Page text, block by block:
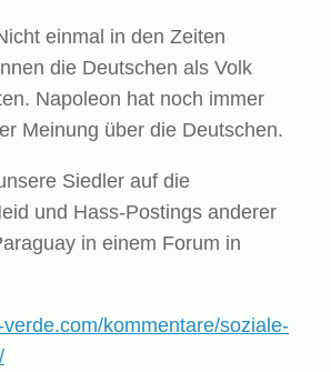
einmal in den Zeiten
die Deutschen als Volk
Napoleon hat noch immer
Meinung über die Deutschen.
Siedler auf die
und Hass-Postings anderer
in einem Forum in
kommentare/soziale-